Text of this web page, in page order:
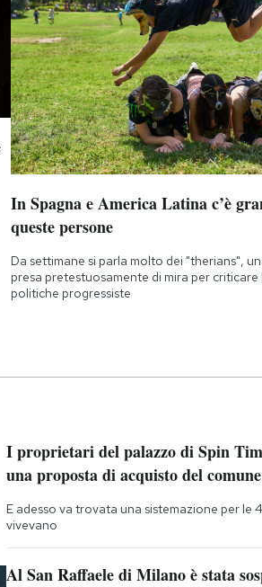
In Spagna e America Latina c’è
queste persone
Da settimane si parla molto dei "therians",
presa pretestuosamente di mira per criticare
politiche progressiste
I proprietari del palazzo di Spin
una proposta di acquisto del
E adesso va trovata una sistemazione per le
vivevano
Al San Raffaele di Milano è stata